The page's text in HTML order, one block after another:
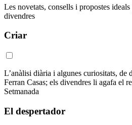
Les novetats, consells i propostes
divendres
Criar
L’anàlisi diària i algunes curiositats, de
Ferran Casas; els divendres li agafa el
Setmanada
El despertador